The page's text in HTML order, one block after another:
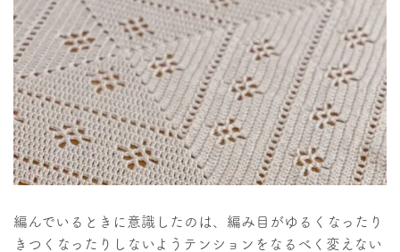
編んでいるときに意識したのは、編み目がゆるくなったり
きつくなったりしないようテンションをなるべく変えない